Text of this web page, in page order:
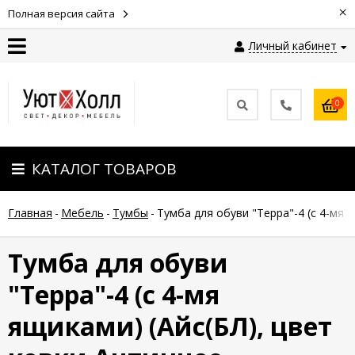
Полная версия сайта ×
Личный кабинет
Оплата
Доставка
Гарантия
возврат
Новости
0
КАТАЛОГ ТОВАРОВ
Главная - Мебель - Тумбы - Тумба для обуви "Терра"-4 (с 4-мя
Тумба для обуви
"Терра"-4 (с 4-мя
ящиками) (Айс(БЛ), цвет